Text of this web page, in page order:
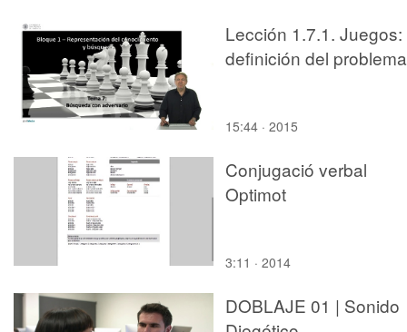
Lección 1.7.1. Juegos:
definición del problema
15:44 · 2015
Conjugació verbal
Optimot
3:11 · 2014
DOBLAJE 01 | Sonido